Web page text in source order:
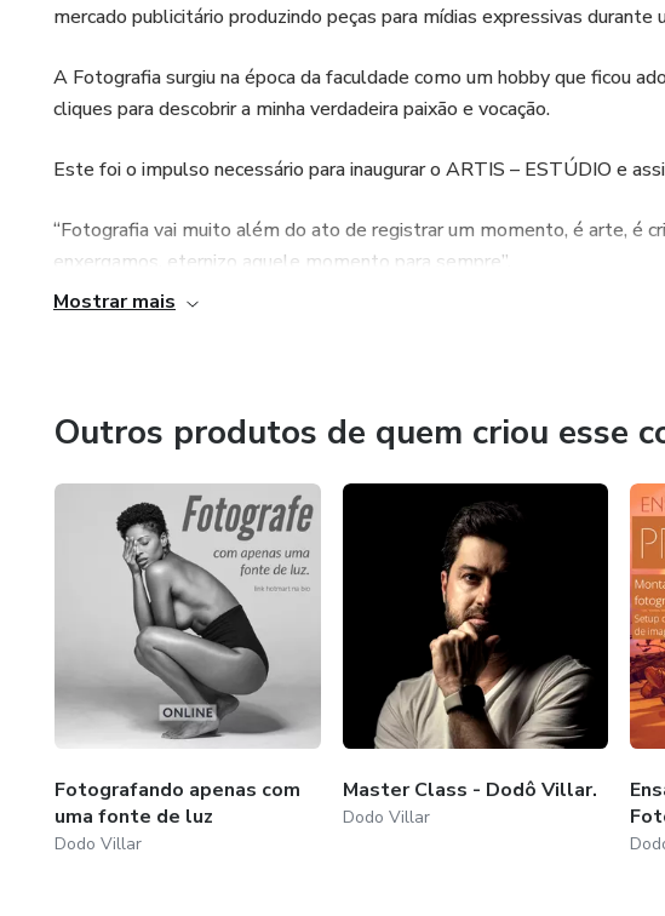
mercado publicitário produzindo peças para mídias expressivas durante
A Fotografia surgiu na época da faculdade como um hobby que ficou
cliques para descobrir a minha verdadeira paixão e vocação.
Este foi o impulso necessário para inaugurar o ARTIS – ESTÚDIO e
“Fotografia vai muito além do ato de registrar um momento, é arte, é
enxergamos, eternizo aquele momento para sempre”.
Mostrar mais
Outros produtos de quem criou esse
Fotografando apenas com
uma fonte de luz
Dodo Villar
Master Class - Dodô Villar.
Dodo Villar